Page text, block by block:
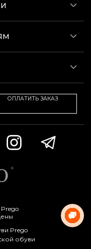
ОПЛАТИТЬ ЗАКАЗ
Prego
обуви